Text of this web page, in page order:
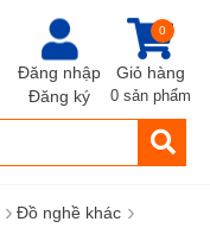
Đăng nhập
Đăng ký
Giỏ hàng
0
0 sản phẩm
› Đồ nghề khác ›